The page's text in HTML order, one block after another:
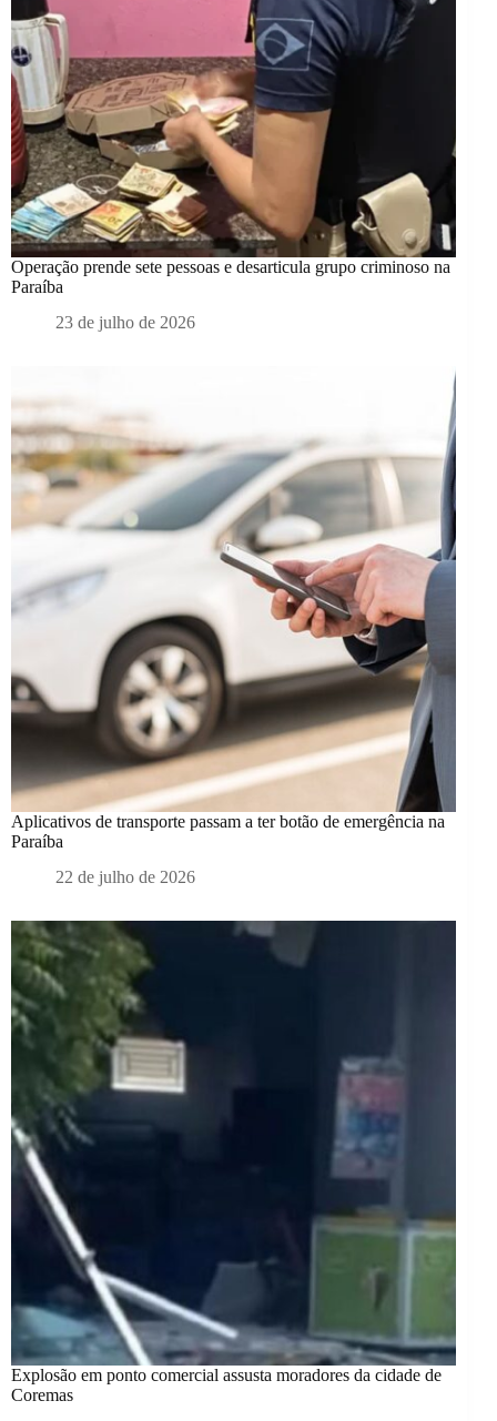
Operação prende sete pessoas e desarticula grupo criminoso na
Paraíba
23 de julho de 2026
Aplicativos de transporte passam a ter botão de emergência na
Paraíba
22 de julho de 2026
Explosão em ponto comercial assusta moradores da cidade de
Coremas